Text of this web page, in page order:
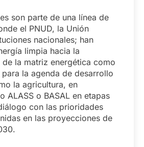
son parte de una línea de
el PNUD, la Unión
nacionales; han
limpia hacia la
la matriz energética como
la agenda de desarrollo
la agricultura, en
ALASS o BASAL en etapas
con las prioridades
en las proyecciones de